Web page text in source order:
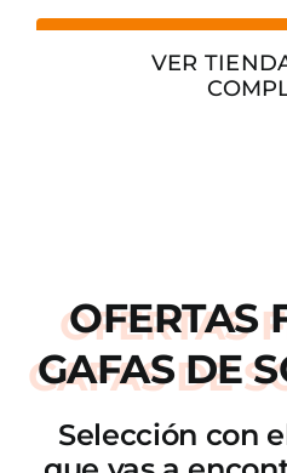
VER
OFERTAS
GAFAS DE
Selección con